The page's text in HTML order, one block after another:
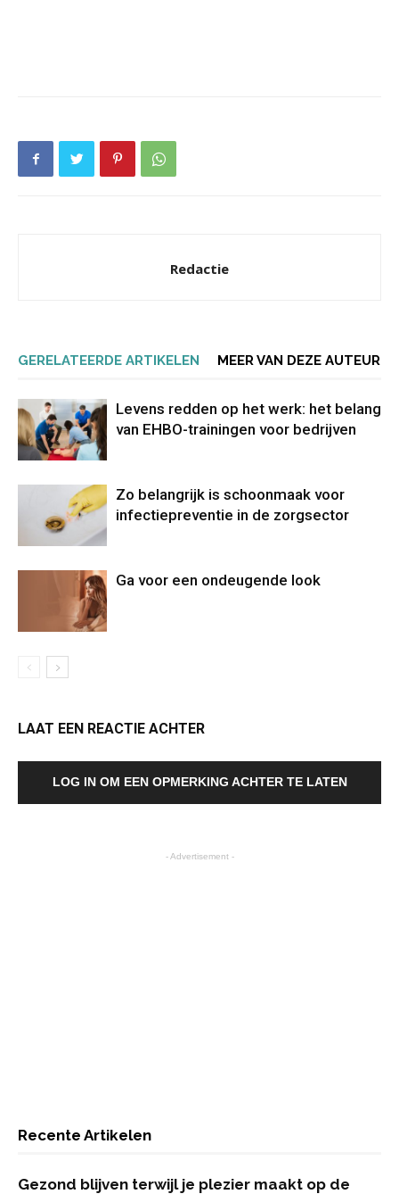
Redactie
GERELATEERDE ARTIKELEN MEER VAN DEZE AUTEUR
Levens redden op het werk: het belang
van EHBO-trainingen voor bedrijven
Zo belangrijk is schoonmaak voor
infectiepreventie in de zorgsector
Ga voor een ondeugende look
LAAT EEN REACTIE ACHTER
LOG IN OM EEN OPMERKING ACHTER TE LATEN
- Advertisement -
Recente Artikelen
Gezond blijven terwijl je plezier maakt op de